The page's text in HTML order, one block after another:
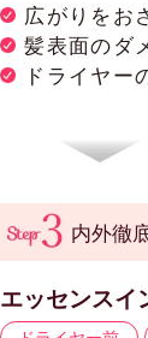
広がりをお
髪表面のダ
ドライヤー
内外徹
エッセンスイ